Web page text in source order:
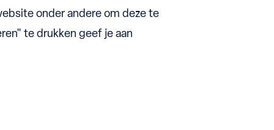
onder andere om deze te
te drukken geef je aan